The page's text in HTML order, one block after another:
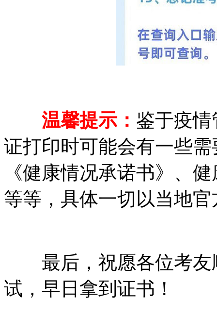
温馨提示： 鉴于疫
证打印时可能会有一些
《健康情况承诺书》、
等等，具体一切以当地
最后，祝愿各位考友
试，早日拿到证书！